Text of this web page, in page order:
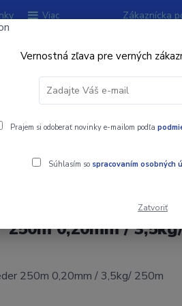
Viac Zákaznícka
Signalizátory záberu
/ 3,5kg/ 250m
0,20mm /
Vernostná zľava pre verných
Prajem si odoberať novinky e-mailom podľa
Súhlasím so spracovaním osobných
Zatvoriť